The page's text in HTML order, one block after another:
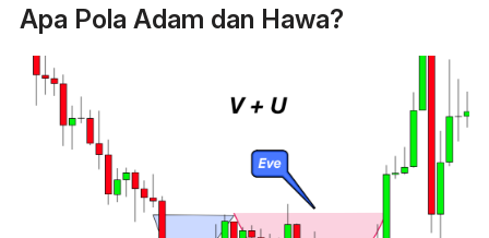
Apa Pola Adam dan Hawa?